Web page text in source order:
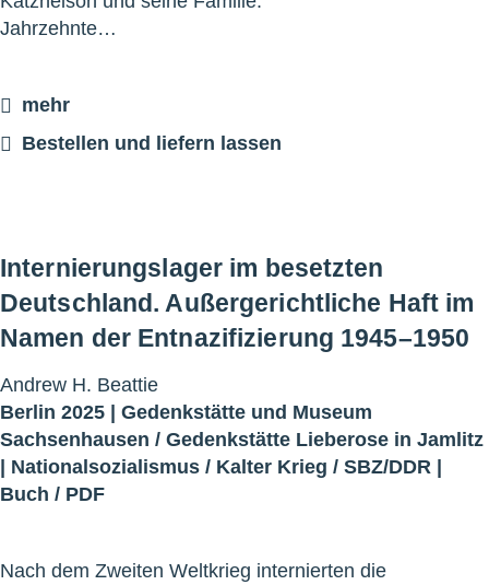
Jahrzehnte…
mehr
Bestellen und liefern lassen
Internierungslager im besetzten
Deutschland. Außergerichtliche Haft im
Namen der Entnazifizierung 1945–1950
Andrew H. Beattie
Berlin 2025 | Gedenkstätte und Museum
Sachsenhausen / Gedenkstätte Lieberose in Jamlitz
| Nationalsozialismus / Kalter Krieg / SBZ/DDR |
Buch / PDF
Nach dem Zweiten Weltkrieg internierten die